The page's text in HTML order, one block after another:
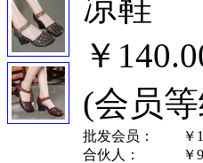
￥
(会员
批发会员：
￥
合伙人：
￥